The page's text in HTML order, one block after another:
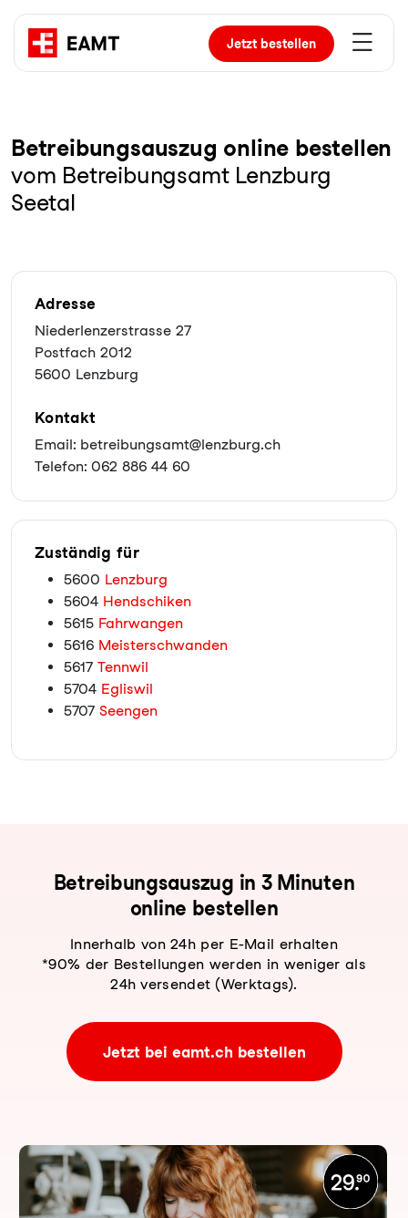
Jetztbestellen
Be­trei­bungs­aus­zug online bestellen
vom Betreibungsamt Lenzburg
Seetal
Adresse
Niederlenzerstrasse 27
Postfach 2012
5600 Lenzburg
Kontakt
Email: betreibungsamt@lenzburg.ch
Telefon: 062 886 44 60
Zuständig für
5600 Lenzburg
5604 Hendschiken
5615 Fahrwangen
5616 Meisterschwanden
5617 Tennwil
5704 Egliswil
5707 Seengen
Be­trei­bungs­aus­zug in 3 Minuten
online bestellen
Innerhalb von 24h per E-Mail erhalten
*90% der Bestellungen werden in weniger als
24h versendet (Werktags).
Jetzt bei eamt.ch bestellen